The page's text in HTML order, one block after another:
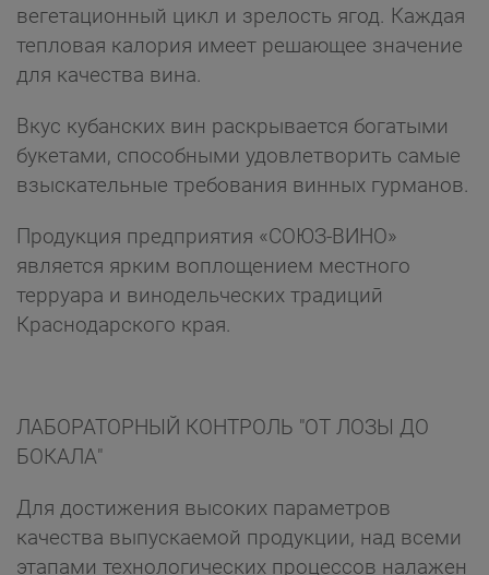
вегетационный цикл и зрелость ягод. Каждая
тепловая калория имеет решающее значение
для качества вина.
Вкус кубанских вин раскрывается богатыми
букетами, способными удовлетворить самые
взыскательные требования винных гурманов.
Продукция предприятия «СОЮЗ-ВИНО»
является ярким воплощением местного
терруара и винодельческих традициӣ
Краснодарского края.
ЛАБОРАТОРНЫЙ КОНТРОЛЬ "ОТ ЛОЗЫ ДО
БОКАЛА"
Для достижения высоких параметров
качества выпускаемой продукции, над всеми
этапами технологических процессов налажен